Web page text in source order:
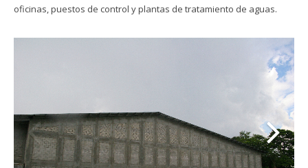
Industriales
oficinas, puestos de control y plantas de tratamiento de aguas.